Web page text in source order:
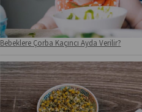
Bebeklere Çorba Kaçıncı Ayda Verilir?